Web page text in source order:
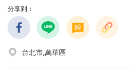
分享到：
台北市,萬華區